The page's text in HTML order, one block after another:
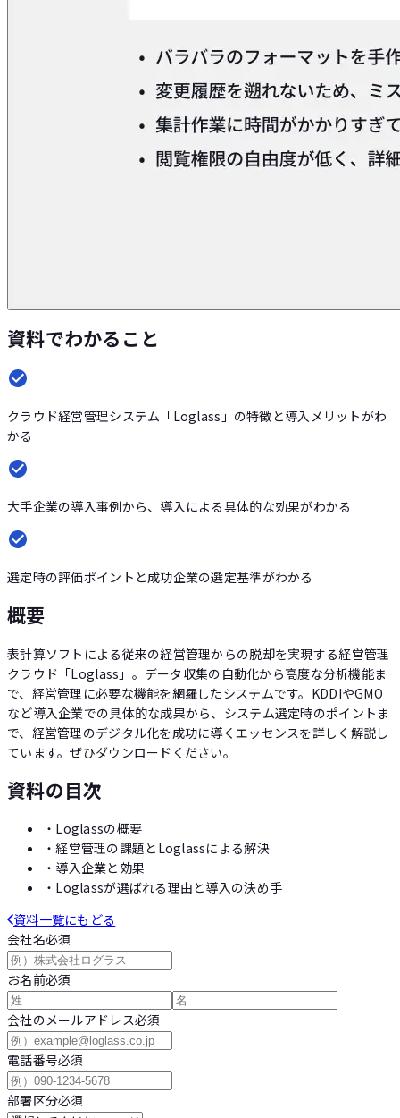
資料でわかること
クラウド経営管理システム「Loglass」の特徴と導入メリットがわ
かる
大手企業の導入事例から、導入による具体的な効果がわかる
選定時の評価ポイントと成功企業の選定基準がわかる
概要
表計算ソフトによる従来の経営管理からの脱却を実現する経営管理
クラウド「Loglass」。データ収集の自動化から高度な分析機能ま
で、経営管理に必要な機能を網羅したシステムです。KDDIやGMO
など導入企業での具体的な成果から、システム選定時のポイントま
で、経営管理のデジタル化を成功に導くエッセンスを詳しく解説し
ています。ぜひダウンロードください。
資料の目次
・ Loglassの概要
・経営管理の課題とLoglassによる解決
・ 導入企業と効果
・ Loglassが選ばれる理由と導入の決め手
資料一覧にもどる
会社名必須
お名前必須
会社のメールアドレス必須
電話番号必須
部署区分必須